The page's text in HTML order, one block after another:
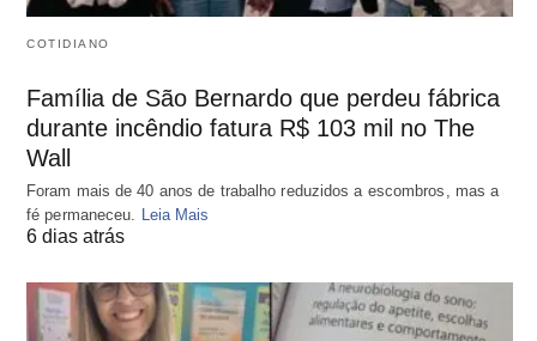
COTIDIANO
Família de São Bernardo que perdeu fábrica
durante incêndio fatura R$ 103 mil no The
Wall
Foram mais de 40 anos de trabalho reduzidos a escombros, mas a
fé permaneceu. Leia Mais
6 dias atrás